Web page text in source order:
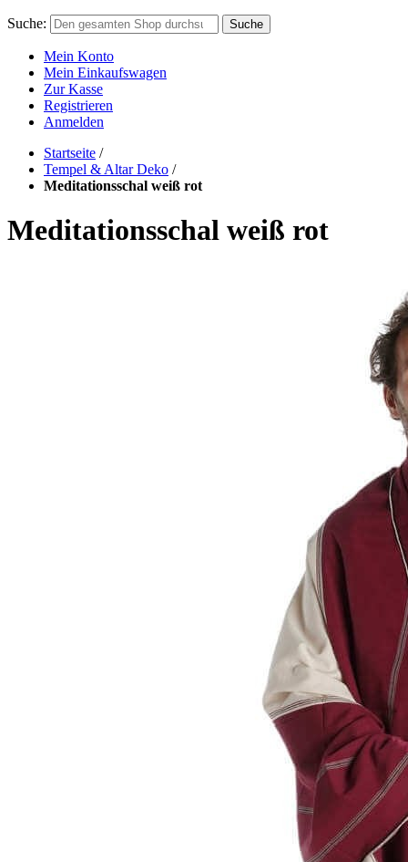
Suche: Suche
Mein Konto
Mein Einkaufswagen
Zur Kasse
Registrieren
Anmelden
Startseite /
Tempel & Altar Deko /
Meditationsschal weiß rot
Meditationsschal weiß rot